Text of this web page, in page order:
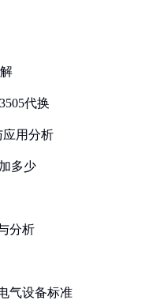
代换
应用分析
多少
分析
气设备标准